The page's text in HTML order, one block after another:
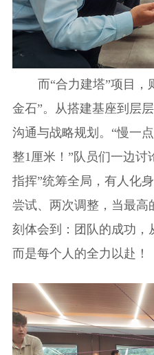
而“合力建塔”项目，
金石”。从搭建基座到层
沟通与战略规划。“慢一
整1厘米！”队员们一边讨
指挥”统筹全局，有人化
尝试、两次调整，当最高
刻体会到：团队的成功，
而是每个人的全力以赴！